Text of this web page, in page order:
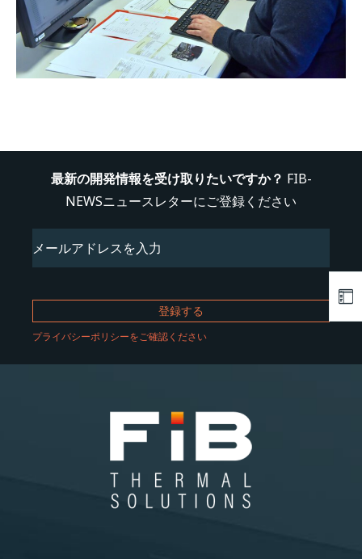
最新の開発情報を受け取りたいですか？ FIB-
NEWSニュースレターにご登録ください
プライバシーポリシーをご確認ください